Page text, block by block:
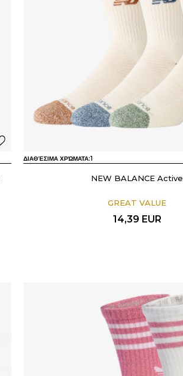
ΔΙΑΘΈΣΙΜΑ ΧΡΏΜΑΤΑ:1
NEW BALANCE Active
GREAT VALUE
14,39 EUR